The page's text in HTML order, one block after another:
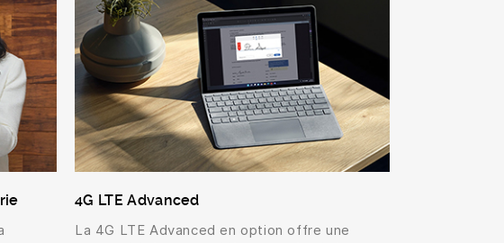
4G LTE Advanced
La 4G LTE Advanced en option offre une